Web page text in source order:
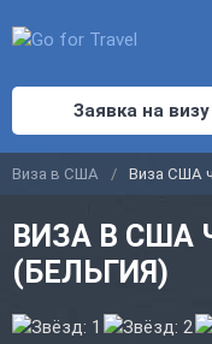
Заявка на визу
Виза в США Виза США
ВИЗА В США
(БЕЛЬГИЯ)